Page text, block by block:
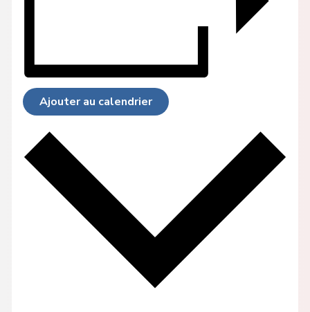
Ajouter au calendrier